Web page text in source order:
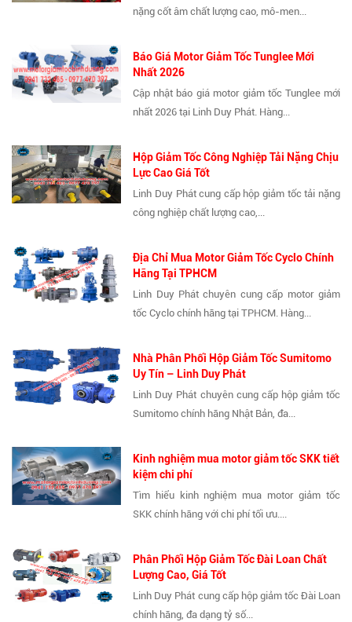
nặng cốt âm chất lượng cao, mô-men...
Báo Giá Motor Giảm Tốc Tunglee Mới
Nhất 2026
Cập nhật báo giá motor giảm tốc Tunglee mới
nhất 2026 tại Linh Duy Phát. Hàng...
Hộp Giảm Tốc Công Nghiệp Tải Nặng Chịu
Lực Cao Giá Tốt
Linh Duy Phát cung cấp hộp giảm tốc tải nặng
công nghiệp chất lượng cao,...
Địa Chỉ Mua Motor Giảm Tốc Cyclo Chính
Hãng Tại TPHCM
Linh Duy Phát chuyên cung cấp motor giảm
tốc Cyclo chính hãng tại TPHCM. Hàng...
Nhà Phân Phối Hộp Giảm Tốc Sumitomo
Uy Tín – Linh Duy Phát
Linh Duy Phát chuyên cung cấp hộp giảm tốc
Sumitomo chính hãng Nhật Bản, đa...
Kinh nghiệm mua motor giảm tốc SKK tiết
kiệm chi phí
Tìm hiểu kinh nghiệm mua motor giảm tốc
SKK chính hãng với chi phí tối ưu....
Phân Phối Hộp Giảm Tốc Đài Loan Chất
Lượng Cao, Giá Tốt
Linh Duy Phát cung cấp hộp giảm tốc Đài Loan
chính hãng, đa dạng tỷ số...